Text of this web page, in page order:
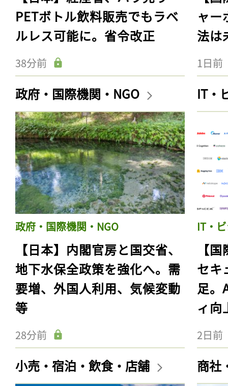
PETボトル飲料販売でもラベ
ルレス可能に。省令改正
38分前
ャー
法は
1日前
政府・国際機関・NGO
政府・国際機関・NGO
【日本】内閣官房と国交省、
地下水保全政策を強化へ。需
要増、外国人利用、気候変動
等
28分前
IT・
IT・
【
セキ
足。
ィ向
2日前
小売・宿泊・飲食・店舗 商社